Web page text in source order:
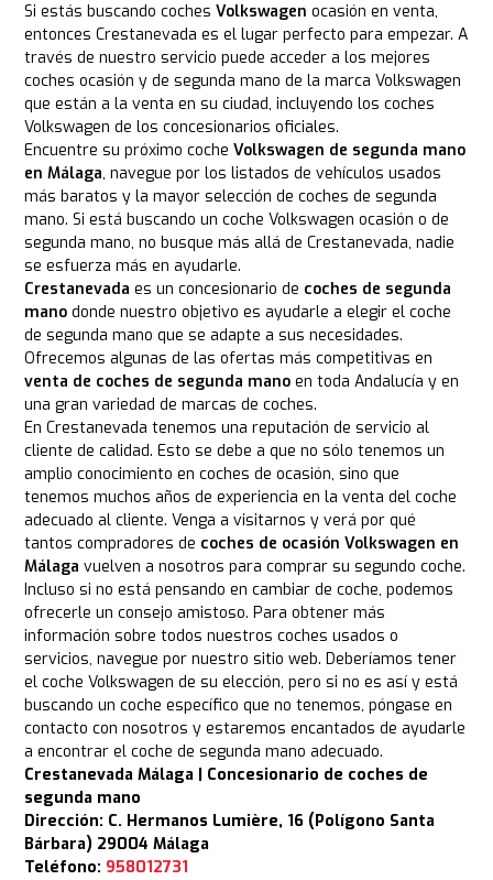
Si estás buscando cochesVolkswagen ocasión en venta,
entonces Crestanevada es el lugar perfecto para empezar. A
través de nuestro servicio puede acceder a los mejores
coches ocasión y de segunda mano de la marca Volkswagen
que están a la venta en su ciudad, incluyendo los coches
Volkswagen de los concesionarios oficiales.
Encuentre su próximo cocheVolkswagen de segunda mano
en Málaga, navegue por los listados de vehículos usados
más baratos y la mayor selección de coches de segunda
mano. Si está buscando un coche Volkswagen ocasión o de
segunda mano, no busque más allá de Crestanevada, nadie
se esfuerza más en ayudarle.
Crestanevada es un concesionario de coches de segunda
mano donde nuestro objetivo es ayudarle a elegir el coche
de segunda mano que se adapte a sus necesidades.
Ofrecemos algunas de las ofertas más competitivas en
venta de coches de segunda mano en toda Andalucía y en
una gran variedad de marcas de coches.
En Crestanevada tenemos una reputación de servicio al
cliente de calidad. Esto se debe a que no sólo tenemos un
amplio conocimiento en coches de ocasión, sino que
tenemos muchos años de experiencia en la venta del coche
adecuado al cliente. Venga a visitarnos y verá por qué
tantos compradores de coches de ocasión Volkswagen en
Málaga vuelven a nosotros para comprar su segundo coche.
Incluso si no está pensando en cambiar de coche, podemos
ofrecerle un consejo amistoso. Para obtener más
información sobre todos nuestros coches usados o
servicios, navegue por nuestro sitio web. Deberíamos tener
el coche Volkswagen de su elección, pero si no es así y está
buscando un coche específico que no tenemos, póngase en
contacto con nosotros y estaremos encantados de ayudarle
a encontrar el coche de segunda mano adecuado.
Crestanevada Málaga | Concesionario de coches de
segunda mano
Dirección: C. Hermanos Lumière, 16 (Polígono Santa
Bárbara) 29004 Málaga
Teléfono: 958012731